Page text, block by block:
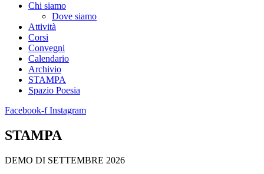
Chi siamo
Dove siamo
Attività
Corsi
Convegni
Calendario
Archivio
STAMPA
Spazio Poesia
Facebook-f Instagram
STAMPA
DEMO DI SETTEMBRE 2026